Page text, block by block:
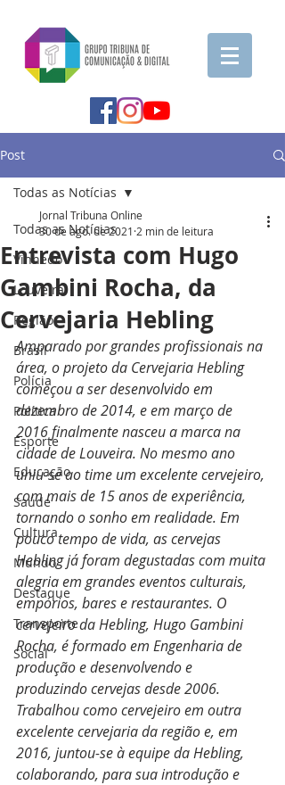
Post
Todas as Notícias
Vinhedo
Louveira
Região
Brasil
Polícia
Política
Esporte
Educação
Saúde
Cultura
Mundo
Destaque
Transporte
Social
Todas as Notícias
Entrevista com Hugo
Gambini Rocha, da
Cervejaria Hebling
Jornal Tribuna Online
30 de ago. de 2021 2 min de leitura
Amparado por grandes profissionais na
área, o projeto da Cervejaria Hebling
começou a ser desenvolvido em
dezembro de 2014, e em março de
2016 finalmente nasceu a marca na
cidade de Louveira. No mesmo ano
uniu-se ao time um excelente cervejeiro,
com mais de 15 anos de experiência,
tornando o sonho em realidade. Em
pouco tempo de vida, as cervejas
Hebling já foram degustadas com muita
alegria em grandes eventos culturais,
empórios, bares e restaurantes. O
cervejeiro da Hebling, Hugo Gambini
Rocha, é formado em Engenharia de
produção e desenvolvendo e
produzindo cervejas desde 2006.
Trabalhou como cervejeiro em outra
excelente cervejaria da região e, em
2016, juntou-se à equipe da Hebling,
colaborando, para sua introdução e